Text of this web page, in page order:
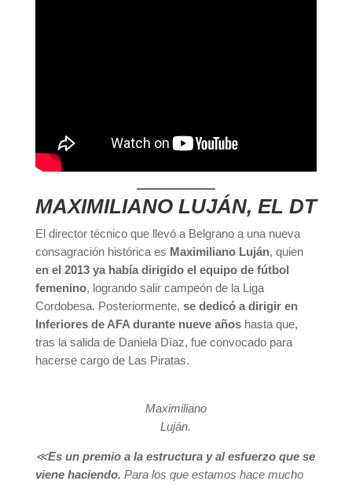
MAXIMILIANO LUJÁN, EL DT
El director técnico que llevó a Belgrano a una nueva
consagración histórica es Maximiliano Luján, quien
en el 2013 ya había dirigido el equipo de fútbol
femenino, logrando salir campeón de la Liga
Cordobesa. Posteriormente, se dedicó a dirigir en
Inferiores de AFA durante nueve añoshasta que,
tras la salida de Daniela Díaz, fue convocado para
hacerse cargo de Las Piratas.
Maximiliano
Luján.
≪Es un premio a la estructura y al esfuerzo que se
viene haciendo. Para los que estamos hace mucho